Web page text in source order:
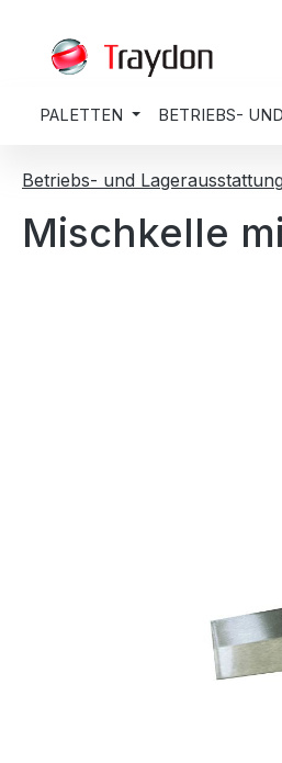
PALETTEN BETRIEBS-
Betriebs- und
Mischkelle